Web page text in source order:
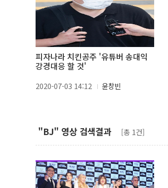
피자나라 치킨공주 '유튜버 송대익
강경대응 할 것'
2020-07-03 14:12 윤창빈
"BJ" 영상 검색결과 [총 1건]